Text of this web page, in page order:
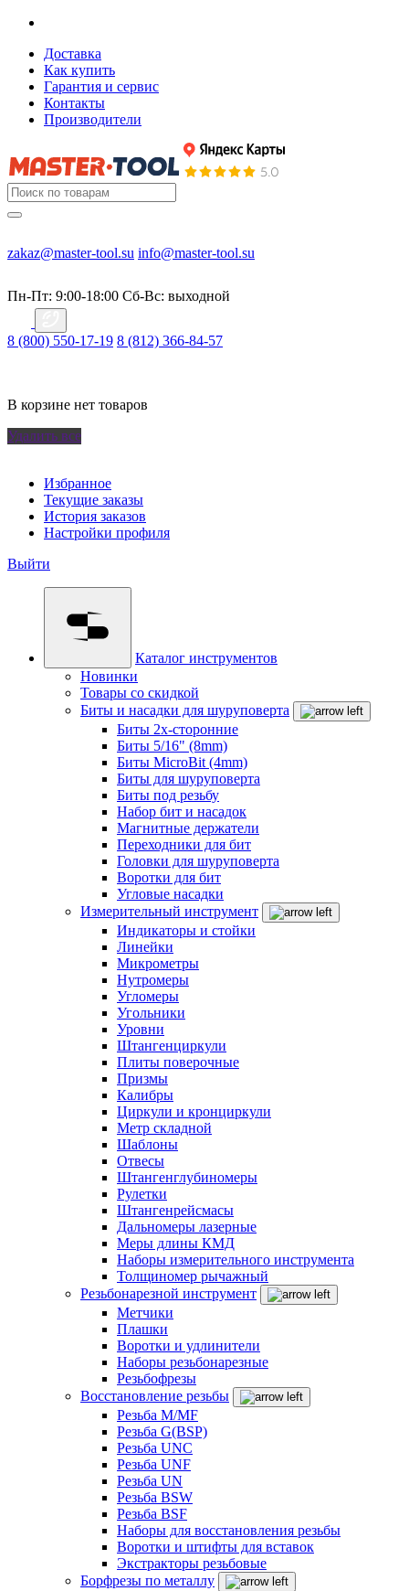
Доставка
Как купить
Гарантия и сервис
Контакты
Производители
zakaz@master-tool.su info@master-tool.su
Пн-Пт: 9:00-18:00 Cб-Вс: выходной
8 (800) 550-17-19 8 (812) 366-84-57
В корзине нет товаров
Удалить все
Избранное
Текущие заказы
История заказов
Настройки профиля
Выйти
Каталог инструментов
Новинки
Товары со скидкой
Биты и насадки для шуруповерта
Биты 2х-сторонние
Биты 5/16" (8mm)
Биты MicroBit (4mm)
Биты для шуруповерта
Биты под резьбу
Набор бит и насадок
Магнитные держатели
Переходники для бит
Головки для шуруповерта
Воротки для бит
Угловые насадки
Измерительный инструмент
Индикаторы и стойки
Линейки
Микрометры
Нутромеры
Угломеры
Угольники
Уровни
Штангенциркули
Плиты поверочные
Призмы
Калибры
Циркули и кронциркули
Метр складной
Шаблоны
Отвесы
Штангенглубиномеры
Рулетки
Штангенрейсмасы
Дальномеры лазерные
Меры длины КМД
Наборы измерительного инструмента
Толщиномер рычажный
Резьбонарезной инструмент
Метчики
Плашки
Воротки и удлинители
Наборы резьбонарезные
Резьбофрезы
Восстановление резьбы
Резьба M/MF
Резьба G(BSP)
Резьба UNC
Резьба UNF
Резьба UN
Резьба BSW
Резьба BSF
Наборы для восстановления резьбы
Воротки и штифты для вставок
Экстракторы резьбовые
Борфрезы по металлу